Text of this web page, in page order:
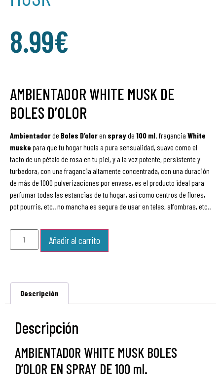
8.99€
AMBIENTADOR WHITE MUSK DE
BOLES D’OLOR
Ambientadorde Boles D’oloren sprayde 100 ml. fragancia White
muske para que tu hogar huela a pura sensualidad, suave como el
tacto de un pétalo de rosa en tu piel, y a la vez potente, persistente y
turbadora, con una fragancia altamente concentrada, con una duración
de más de 1000 pulverizaciones por envase, es el producto ideal para
perfumar todas las estancias de tu hogar, así como centros de flores,
pot pourris, etc.. no mancha es segura de usar en telas, alfombras, etc..
Añadir al carrito
Descripción
Descripción
AMBIENTADOR WHITE MUSK BOLES
D’OLOR EN SPRAY DE 100 ml.